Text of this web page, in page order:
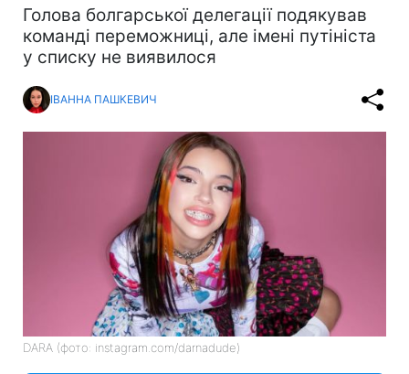
Голова болгарської делегації подякував
команді переможниці, але імені путініста
у списку не виявилося
ІВАННА ПАШКЕВИЧ
DARA (фото: instagram.com/darnadude)